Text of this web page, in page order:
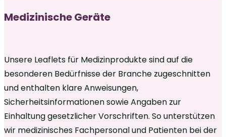
Medizinische Geräte
Unsere Leaflets für Medizinprodukte sind auf die
besonderen Bedürfnisse der Branche zugeschnitten
und enthalten klare Anweisungen,
Sicherheitsinformationen sowie Angaben zur
Einhaltung gesetzlicher Vorschriften. So unterstützen
wir medizinisches Fachpersonal und Patienten bei der